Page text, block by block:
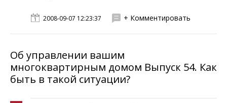
2008-09-07 12:23:37 + Комментировать
Об управлении вашим
многоквартирным домом Выпуск 54. Как
быть в такой ситуации?